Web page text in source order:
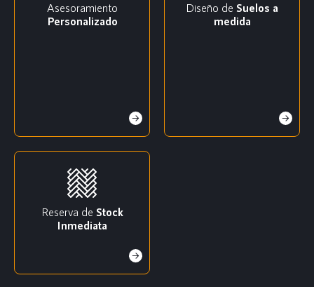
Asesoramiento
Personalizado
Diseño de Suelos a
medida
Reserva de Stock
Inmediata